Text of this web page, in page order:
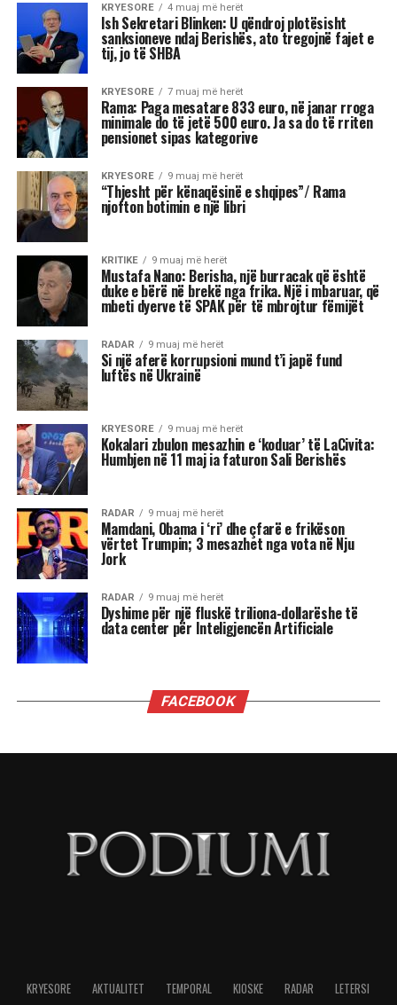
KRYESORE 4 muaj më herët
Ish Sekretari Blinken: U qëndroj plotësisht
sanksioneve ndaj Berishës, ato tregojnë fajet e
tij, jo të SHBA
KRYESORE 7 muaj më herët
Rama: Paga mesatare 833 euro, në janar rroga
minimale do të jetë 500 euro. Ja sa do të rriten
pensionet sipas kategorive
KRYESORE 9 muaj më herët
“Thjesht për kënaqësinë e shqipes”/ Rama
njofton botimin e një libri
KRITIKE 9 muaj më herët
Mustafa Nano: Berisha, një burracak që është
duke e bërë në brekë nga frika. Një i mbaruar, që
mbeti dyerve të SPAK për të mbrojtur fëmijët
RADAR 9 muaj më herët
Si një aferë korrupsioni mund t’i japë fund
luftës në Ukrainë
KRYESORE 9 muaj më herët
Kokalari zbulon mesazhin e ‘koduar’ të LaCivita:
Humbjen në 11 maj ia faturon Sali Berishës
RADAR 9 muaj më herët
Mamdani, Obama i ‘ri’ dhe çfarë e frikëson
vërtet Trumpin; 3 mesazhet nga vota në Nju
Jork
RADAR 9 muaj më herët
Dyshime për një fluskë triliona-dollarëshe të
data center për Inteligjencën Artificiale
FACEBOOK
KRYESORE AKTUALITET TEMPORAL KIOSKE RADAR
LETERSI